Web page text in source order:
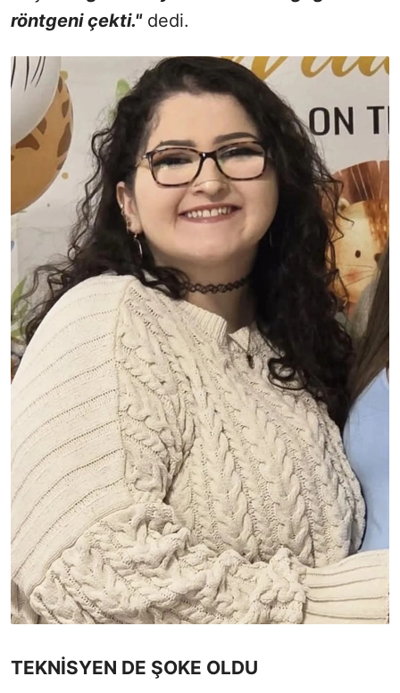
röntgeni çekti."dedi.
TEKNİSYEN DE ŞOKE OLDU